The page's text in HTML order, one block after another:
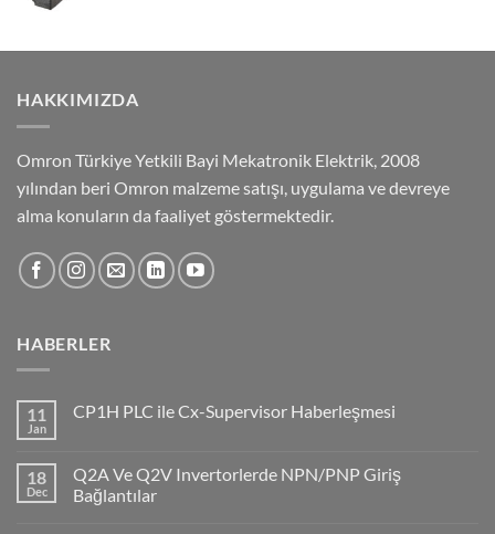
HAKKIMIZDA
Omron Türkiye Yetkili Bayi Mekatronik Elektrik, 2008
yılından beri Omron malzeme satışı, uygulama ve devreye
alma konuların da faaliyet göstermektedir.
HABERLER
11
Jan
CP1H PLC ile Cx-Supervisor Haberleşmesi
CP1H
PLC
ile
18
Dec
Q2A Ve Q2V Invertorlerde NPN/PNP Giriş
Bağlantılar